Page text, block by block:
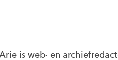
is web- en